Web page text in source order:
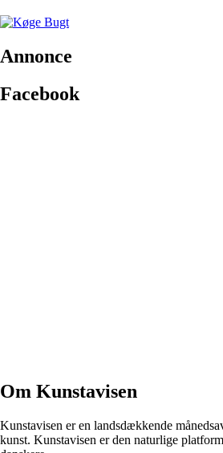
Annonce
Facebook
Om Kunstavisen
Kunstavisen er en landsdækkende
kunst. Kunstavisen er den naturlige